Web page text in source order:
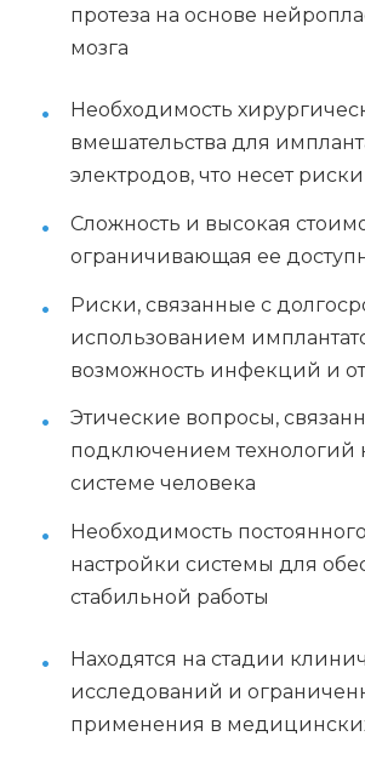
протеза на основе
мозга
Необходимость
вмешательства для
электродов, что несет
Сложность и высокая
ограничивающая ее
Риски, связанные с
использованием
возможность инфекций и
Этические вопросы,
подключением технологий
системе человека
Необходимость
настройки системы для
стабильной работы
Находятся на стадии
исследований и
применения в